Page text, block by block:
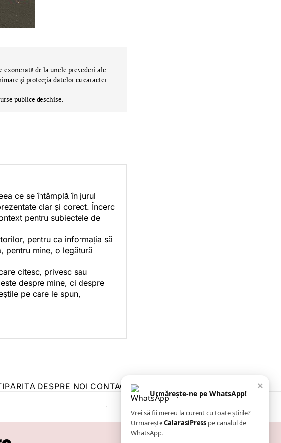
exonerată de la unele prevederi ale
şi protecţia datelor cu caracter
publice deschise.
ce se întâmplă în jurul
clar și corect. Încerc
pentru subiectele de
pentru ca informația să
pentru mine, o legătură
citesc, privesc sau
despre mine, ci despre
pe care le spun,
DESPRE NOI CONTACT ZIARUL ANUNȚUL CĂLĂRĂȘEAN
×
Urmărește-ne pe WhatsApp!
Vrei să fii mereu la curent cu toate știrile?
UrmareșteCalarasiPress pe canalul de
WhatsApp.